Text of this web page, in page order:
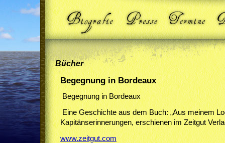
Bücher
Begegnung in Bordeaux
Begegnung in Bordeaux
Eine Geschichte aus dem Buch: „Aus meinem
Kapitänserinnerungen, erschienen im Zeitgut
www.zeitgut.com